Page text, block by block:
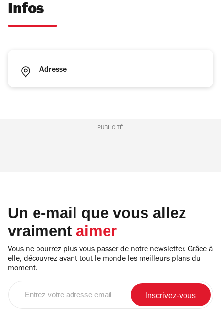
Infos
Adresse
PUBLICITÉ
Un e-mail que vous allez
vraiment aimer
Vous ne pourrez plus vous passer de notre newsletter. Grâce à
elle, découvrez avant tout le monde les meilleurs plans du
moment.